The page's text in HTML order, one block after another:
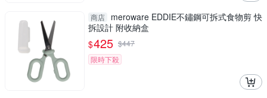
商店
meroware EDDIE不鏽鋼可拆式食物剪 快
拆設計 附收納盒
$425 $447
限時下殺